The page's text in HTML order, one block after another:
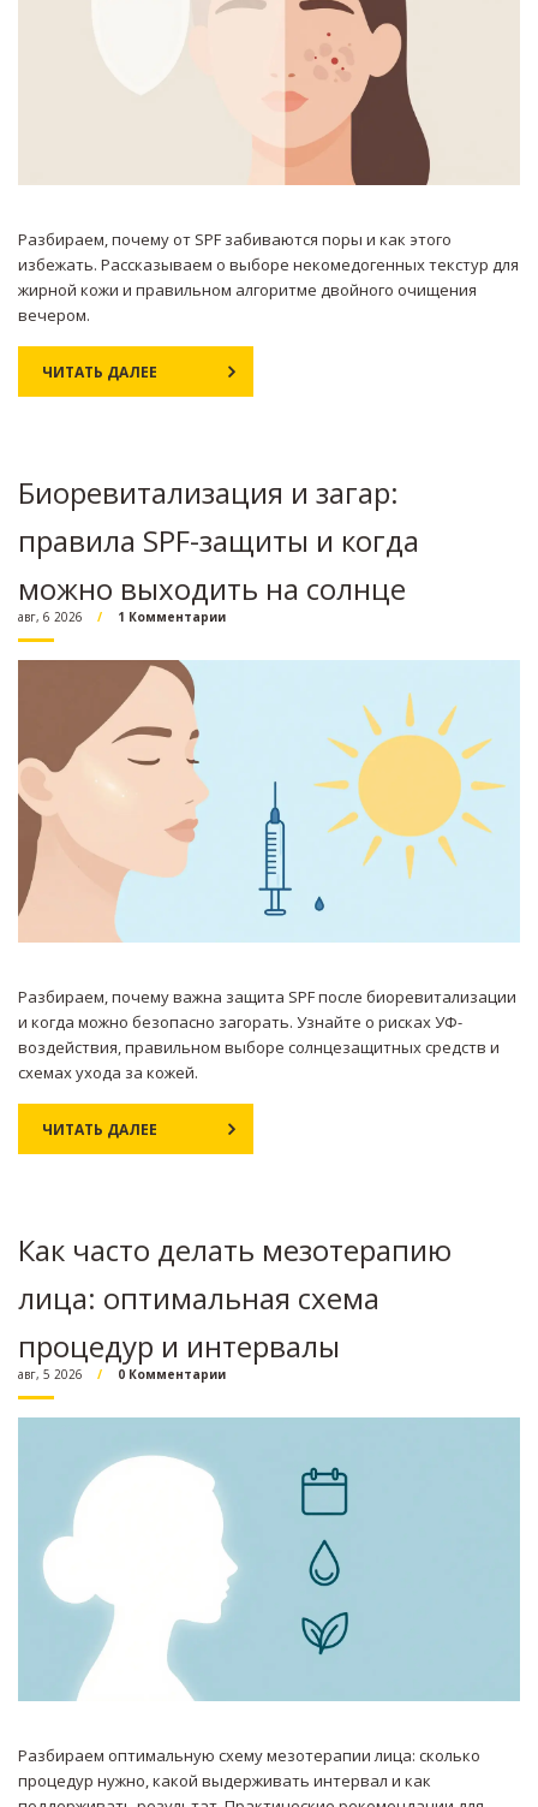
Разбираем, почему от SPF забиваются поры и как этого
избежать. Рассказываем о выборе некомедогенных текстур для
жирной кожи и правильном алгоритме двойного очищения
вечером.
ЧИТАТЬ ДАЛЕЕ
Биоревитализация и загар:
правила SPF-защиты и когда
можно выходить на солнце
авг, 6 2026 1 Комментарии
Разбираем, почему важна защита SPF после биоревитализации
и когда можно безопасно загорать. Узнайте о рисках УФ-
воздействия, правильном выборе солнцезащитных средств и
схемах ухода за кожей.
ЧИТАТЬ ДАЛЕЕ
Как часто делать мезотерапию
лица: оптимальная схема
процедур и интервалы
авг, 5 2026 0 Комментарии
Разбираем оптимальную схему мезотерапии лица: сколько
процедур нужно, какой выдерживать интервал и как